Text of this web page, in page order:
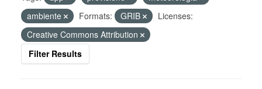
ambiente
Formats: GRIB
Licenses:
Creative Commons Attribution
Filter Results